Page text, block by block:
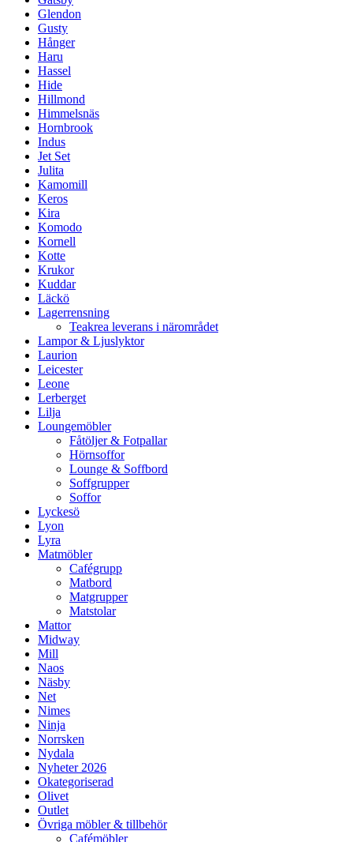
Glendon
Gusty
Hånger
Haru
Hassel
Hide
Hillmond
Himmelsnäs
Hornbrook
Indus
Jet Set
Julita
Kamomill
Keros
Kira
Komodo
Kornell
Kotte
Krukor
Kuddar
Läckö
Lagerrensning
Teakrea leverans i närområdet
Lampor & Ljuslyktor
Laurion
Leicester
Leone
Lerberget
Lilja
Loungemöbler
Fåtöljer & Fotpallar
Hörnsoffor
Lounge & Soffbord
Soffgrupper
Soffor
Lyckesö
Lyon
Lyra
Matmöbler
Cafégrupp
Matbord
Matgrupper
Matstolar
Mattor
Midway
Mill
Naos
Näsby
Net
Nimes
Ninja
Norrsken
Nydala
Nyheter 2026
Okategoriserad
Olivet
Outlet
Övriga möbler & tillbehör
Cafémöbler